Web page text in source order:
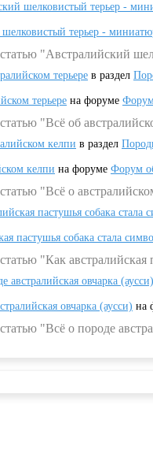
шелковистый терьер -
терьер -
"Австралийский
терьере в раздел
терьере на форуме
"Всё об
келпи в раздел
келпи на форуме Форум
"Всё о
пастушья собака
пастушья собака стала
"Как
австралийская овчарка (аусси)
овчарка (аусси) на
"Всё о породе